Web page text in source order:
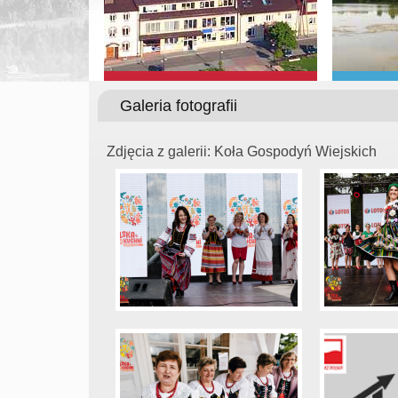
Galeria fotografii
Zdjęcia z galerii: Koła Gospodyń Wiejskich